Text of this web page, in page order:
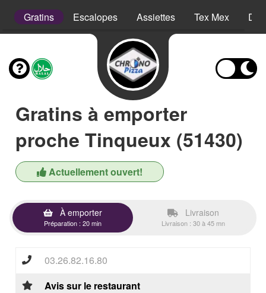
Gratins Escalopes Assiettes Tex Mex
Gratins à emporter
proche Tinqueux (51430)
Actuellement ouvert!
À emporter
Préparation : 20 min
Livraison
Livraison : 30 à 45 mn
03.26.82.16.80
Avis sur le restaurant